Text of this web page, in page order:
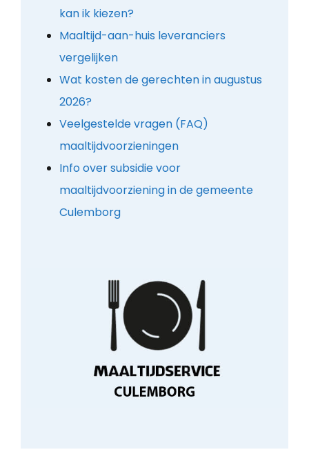
kan ik kiezen?
Maaltijd-aan-huis leveranciers
vergelijken
Wat kosten de gerechten in augustus
2026?
Veelgestelde vragen (FAQ)
maaltijdvoorzieningen
Info over subsidie voor
maaltijdvoorziening in de gemeente
Culemborg